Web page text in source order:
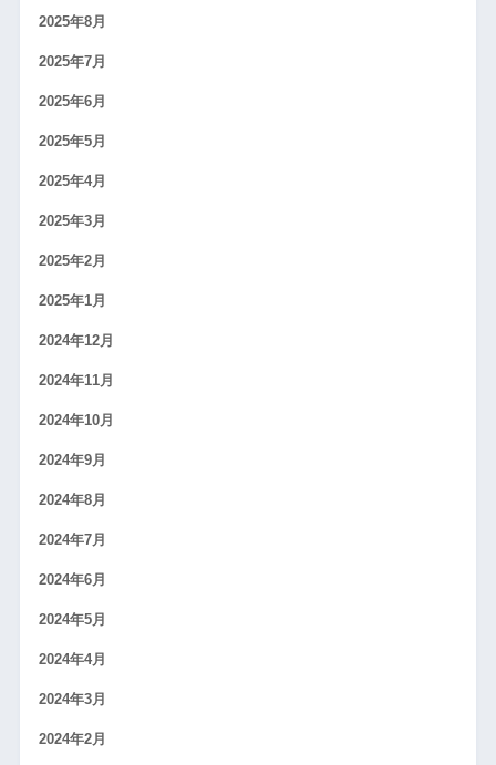
2025年8月
2025年7月
2025年6月
2025年5月
2025年4月
2025年3月
2025年2月
2025年1月
2024年12月
2024年11月
2024年10月
2024年9月
2024年8月
2024年7月
2024年6月
2024年5月
2024年4月
2024年3月
2024年2月